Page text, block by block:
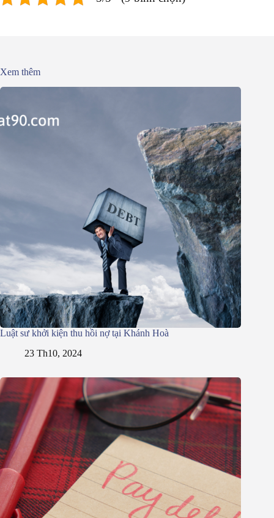
Xem thêm
Luật sư khởi kiện thu hồi nợ tại Khánh Hoà
23 Th10, 2024